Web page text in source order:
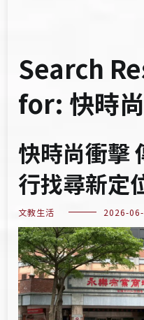
Search
for: 快時尚
快時尚衝擊
行找尋新定
文教生活 2026-